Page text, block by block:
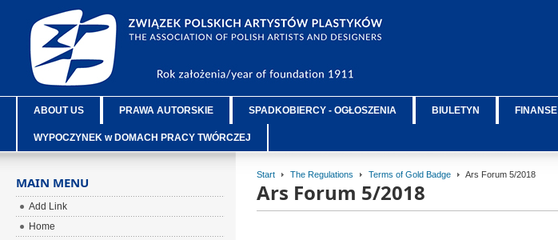
ABOUT US PRAWA AUTORSKIE SPADKOBIERCY - OGŁOSZENIA BIULETYN FINANSE
WYPOCZYNEK w DOMACH PRACY TWÓRCZEJ
Start The Regulations Terms of Gold Badge Ars Forum 5/2018
Ars Forum 5/2018
MAIN MENU
Add Link
Home